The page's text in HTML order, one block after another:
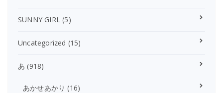
SUNNY GIRL (5)
Uncategorized (15)
あ (918)
あかせあかり (16)